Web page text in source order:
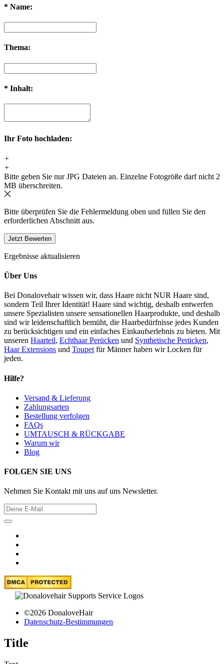
* Name:
Thema:
* Inhalt:
Ihr Foto hochladen:
+
+
Bitte geben Sie nur JPG Dateien an. Einzelne Fotogröße darf nicht 2
MB überschreiten.
Bitte überprüfen Sie die Fehlermeldung oben und füllen Sie den
erforderlichen Abschnitt aus.
Ergebnisse aktualisieren
Über Uns
Bei Donalovehair wissen wir, dass Haare nicht NUR Haare sind,
sondern Teil Ihrer Identität! Haare sind wichtig, deshalb entwerfen
unsere Spezialisten unsere sensationellen Haarprodukte, und deshalb
sind wir leidenschaftlich bemüht, die Haarbedürfnisse jedes Kunden
zu berücksichtigen und ein einfaches Einkaufserlebnis zu bieten. Mit
unseren Haarteil, Echthaar Perücken und Synthetische Perücken,
Haar Extensions und Toupet für Männer haben wir Locken für
jeden.
Hilfe?
Versand & Lieferung
Zahlungsarten
Bestellung verfolgen
FAQs
UMTAUSCH & RÜCKGABE
Warum wir
Blog
FOLGEN SIE UNS
Nehmen Sie Kontakt mit uns auf uns Newsletter.
©2026 DonaloveHair
Datenschutz-Bestimmungen
Title